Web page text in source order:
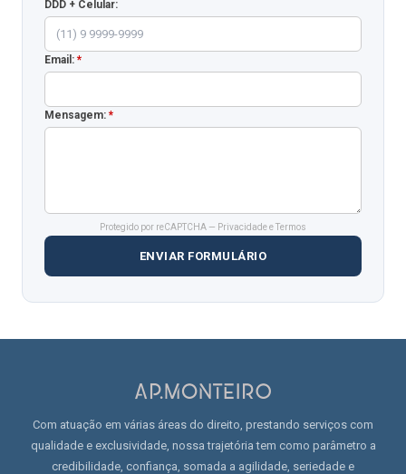
DDD + Celular:
Email: *
Mensagem: *
Protegido por reCAPTCHA — PrivacidadeeTermos
ENVIAR FORMULÁRIO
Com atuação em várias áreas do direito, prestando serviços com
qualidade e exclusividade, nossa trajetória tem como parâmetro a
credibilidade, confiança, somada a agilidade, seriedade e